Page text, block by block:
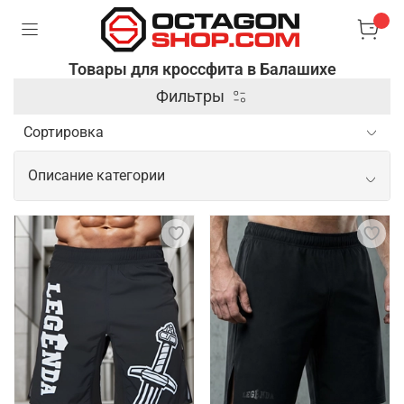
Товары для кроссфита в Балашихе
Фильтры
Описание категории
Профессиональные товары для
кроссфита
Кроссфит требует применения разнообразного
спортивного инвентаря, так как тренировки
включают элементы силовой, кардио нагрузки и
гимнастики. Чтобы занятия были комфортными и
продуктивными, необходимо подобрать
подходящую одежду для спорта, а также не